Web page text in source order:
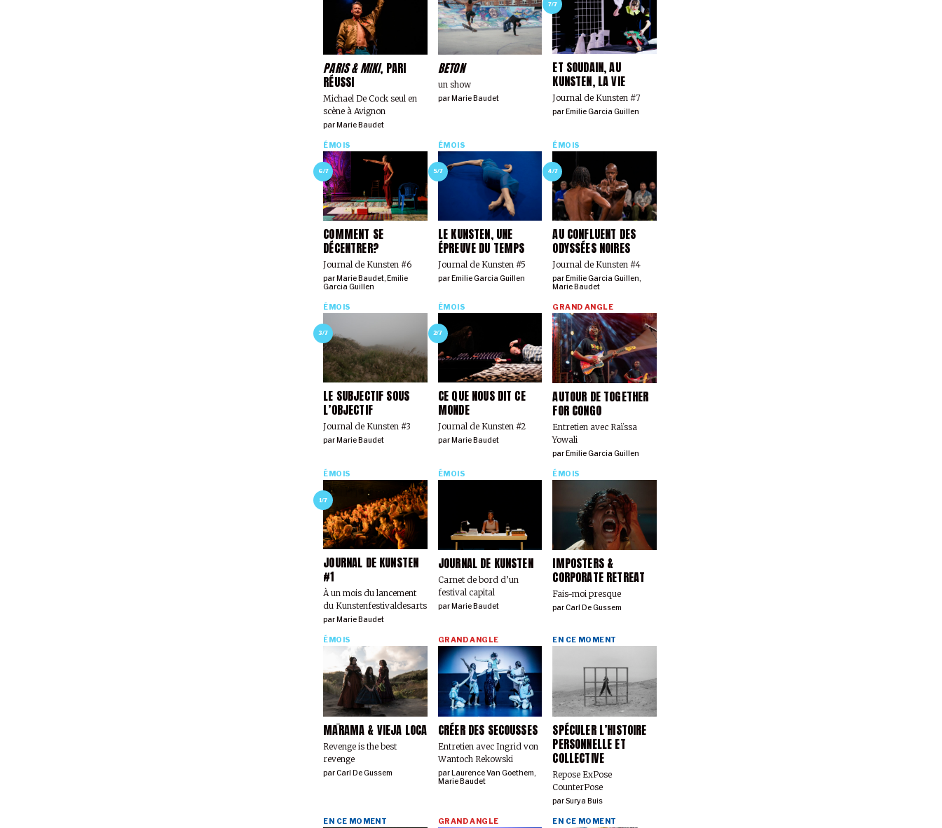
PARIS & MIKI, PARI
RÉUSSI
Michael De Cock seul en
scène à Avignon
parMarie Baudet
BETON
un show
parMarie Baudet
7/7
ET SOUDAIN, AU
KUNSTEN, LA VIE
Journal de Kunsten #7
parEmilie Garcia Guillen
6/7
COMMENT SE
DÉCENTRER?
Journal de Kunsten #6
ÉMOIS
parMarie Baudet,Emilie
Garcia Guillen
5/7
LE KUNSTEN, UNE
ÉPREUVE DU TEMPS
Journal de Kunsten #5
ÉMOIS
parEmilie Garcia Guillen
4/7
AU CONFLUENT DES
ODYSSÉES NOIRES
Journal de Kunsten #4
ÉMOIS
parEmilie Garcia Guillen,
Marie Baudet
3/7
LE SUBJECTIF SOUS
L’OBJECTIF
Journal de Kunsten #3
ÉMOIS
parMarie Baudet
2/7
CE QUE NOUS DIT CE
MONDE
Journal de Kunsten #2
ÉMOIS
parMarie Baudet
AUTOUR DE TOGETHER
FOR CONGO
Entretien avec Raïssa
Yowali
GRAND ANGLE
par Emilie Garcia Guillen
1/7
JOURNAL DE KUNSTEN
#1
À un mois du lancement
du Kunstenfestivaldesarts
ÉMOIS
par Marie Baudet
JOURNAL DE KUNSTEN
Carnet de bord d’un
festival capital
ÉMOIS
par Marie Baudet
IMPOSTERS &
CORPORATE RETREAT
Fais-moi presque
ÉMOIS
parCarl De Gussem
MĀRAMA & VIEJA LOCA
Revenge is the best
revenge
ÉMOIS
parCarl De Gussem
CRÉER DES SECOUSSES
Entretien avec Ingrid von
Wantoch Rekowski
GRAND ANGLE
parLaurence Van Goethem
Marie Baudet
SPÉCULER L’HISTOIRE
PERSONNELLE ET
COLLECTIVE
Repose ExPose
CounterPose
EN CE MOMENT
parSurya Buis
EN CE MOMENT GRAND ANGLE EN CE MOMENT